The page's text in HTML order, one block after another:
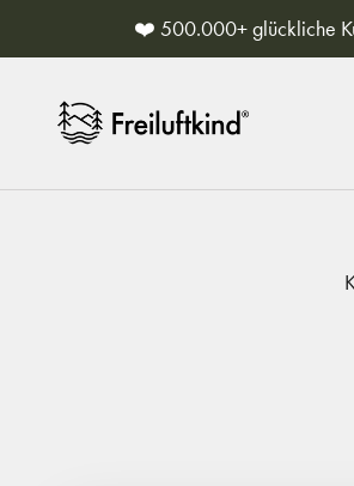
❤️ 500.000+ glückliche
Freiluftkind